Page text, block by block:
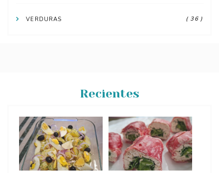
VERDURAS ( 36 )
Recientes